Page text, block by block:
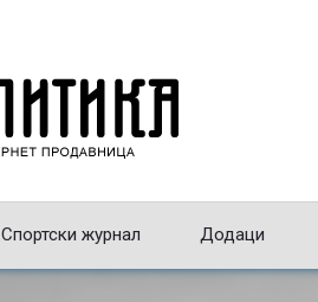
Спортски журнал Додаци